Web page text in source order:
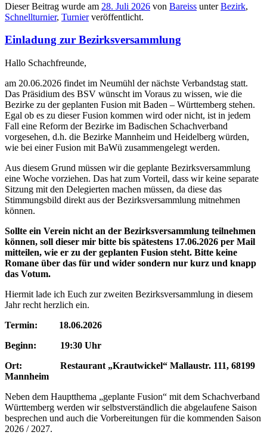
Dieser Beitrag wurde am 28. Juli 2026 von Bareiss unterBezirk,
Schnellturnier, Turnierveröffentlicht.
Einladung zur Bezirksversammlung
Hallo Schachfreunde,
am 20.06.2026 findet im Neumühl der nächste Verbandstag statt.
Das Präsidium des BSV wünscht im Voraus zu wissen, wie die
Bezirke zu der geplanten Fusion mit Baden – Württemberg stehen.
Egal ob es zu dieser Fusion kommen wird oder nicht, ist in jedem
Fall eine Reform der Bezirke im Badischen Schachverband
vorgesehen, d.h. die Bezirke Mannheim und Heidelberg würden,
wie bei einer Fusion mit BaWü zusammengelegt werden.
Aus diesem Grund müssen wir die geplante Bezirksversammlung
eine Woche vorziehen. Das hat zum Vorteil, dass wir keine separate
Sitzung mit den Delegierten machen müssen, da diese das
Stimmungsbild direkt aus der Bezirksversammlung mitnehmen
können.
Sollte ein Verein nicht an der Bezirksversammlung teilnehmen
können, soll dieser mir bitte bis spätestens 17.06.2026 per Mail
mitteilen, wie er zu der geplanten Fusion steht. Bitte keine
Romane über das für und wider sondern nur kurz und knapp
das Votum.
Hiermit lade ich Euch zur zweiten Bezirksversammlung in diesem
Jahr recht herzlich ein.
Termin: 18.06.2026
Beginn: 19:30 Uhr
Ort: Restaurant „Krautwickel“ Mallaustr. 111, 68199
Mannheim
Neben dem Hauptthema „geplante Fusion“ mit dem Schachverband
Württemberg werden wir selbstverständlich die abgelaufene Saison
besprechen und auch die Vorbereitungen für die kommenden Saison
2026 / 2027.